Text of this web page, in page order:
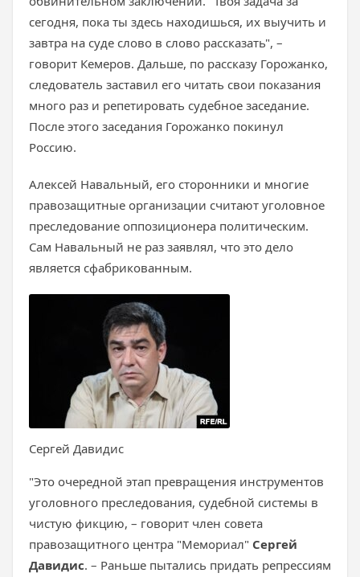
сегодня, пока ты здесь находишься, их выучить и
завтра на суде слово в слово рассказать", –
говорит Кемеров. Дальше, по рассказу Горожанко,
следователь заставил его читать свои показания
много раз и репетировать судебное заседание.
После этого заседания Горожанко покинул
Россию.
Алексей Навальный, его сторонники и многие
правозащитные организации считают уголовное
преследование оппозиционера политическим.
Сам Навальный не раз заявлял, что это дело
является сфабрикованным.
Сергей Давидис
"Это очередной этап превращения инструментов
уголовного преследования, судебной системы в
чистую фикцию, – говорит член совета
правозащитного центра "Мемориал" Сергей
Давидис. – Раньше пытались придать репрессиям